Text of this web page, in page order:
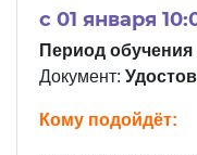
c 01 января
Период
Документ:
Кому подойдёт: